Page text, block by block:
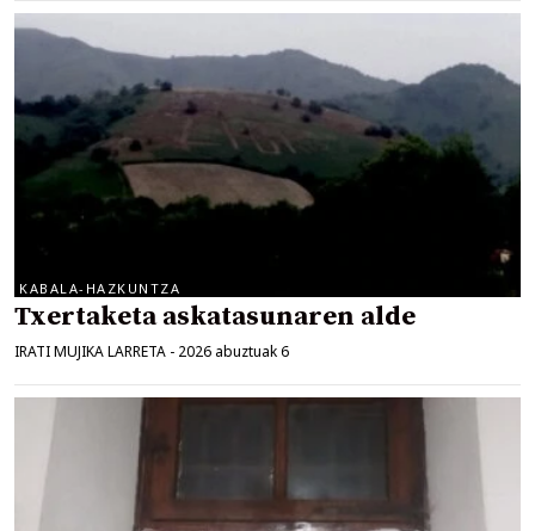
KABALA-HAZKUNTZA
Txertaketa askatasunaren alde
IRATI MUJIKA LARRETA - 2026 abuztuak 6